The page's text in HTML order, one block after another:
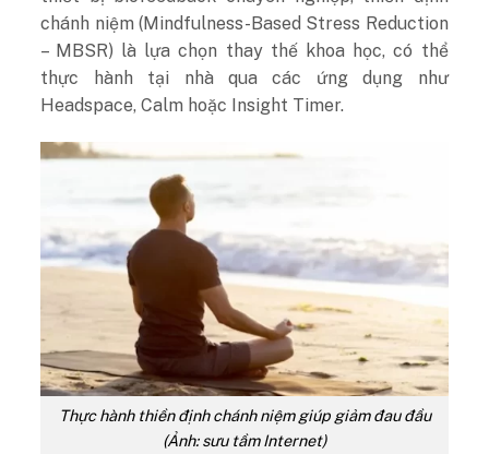
chánh niệm (Mindfulness-Based Stress Reduction
– MBSR) là lựa chọn thay thế khoa học, có thể
thực hành tại nhà qua các ứng dụng như
Headspace, Calm hoặc Insight Timer.
Thực hành thiền định chánh niệm giúp giảm đau đầu
(Ảnh: sưu tầm Internet)